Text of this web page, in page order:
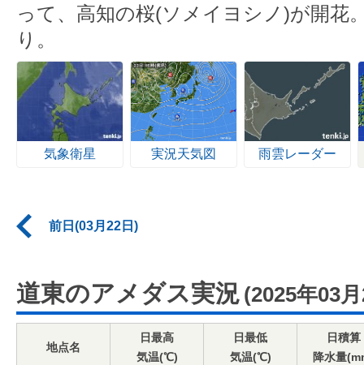
って、高知の桜(ソメイヨシノ)が開花
り。
気象衛星 実況天気図 雨雲レーダー
前日(03月22日)
道東のアメダス実況 (2025年03
地点名
日最高
気温(℃)
日最低
気温(℃)
日積算
降水量